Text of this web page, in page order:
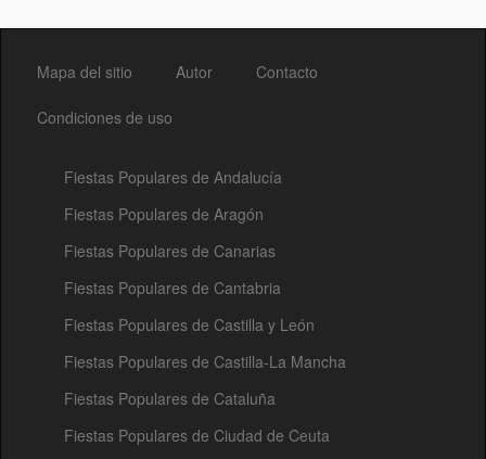
Mapa del sitio Autor Contacto
Condiciones de uso
Fiestas Populares de Andalucía
Fiestas Populares de Aragón
Fiestas Populares de Canarias
Fiestas Populares de Cantabria
Fiestas Populares de Castilla y León
Fiestas Populares de Castilla-La Mancha
Fiestas Populares de Cataluña
Fiestas Populares de Ciudad de Ceuta